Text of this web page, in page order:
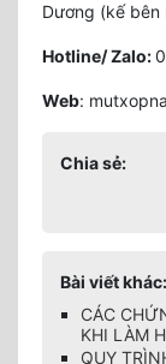
Dương (kế bên
Hotline/ Zalo:
Web:
Chia sẻ:
Bài viết khác:
CÁC
KHI LÀM
QUY